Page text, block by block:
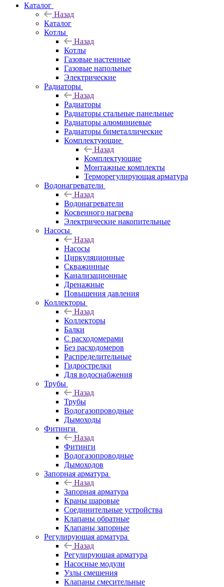
Каталог
Назад
Каталог
Котлы
Назад
Котлы
Газовые настенные
Газовые напольные
Электрические
Радиаторы
Назад
Радиаторы
Радиаторы стальные панельные
Радиаторы алюминиевые
Радиаторы биметаллические
Комплектующие
Назад
Комплектующие
Монтажные комплекты
Терморегулирующая арматура
Водонагреватели
Назад
Водонагреватели
Косвенного нагрева
Электрические накопительные
Насосы
Назад
Насосы
Циркуляционные
Скважинные
Канализационные
Дренажные
Повышения давления
Коллекторы
Назад
Коллекторы
Балки
С расходомерами
Без расходомеров
Распределительные
Гидрострелки
Для водоснабжения
Трубы
Назад
Трубы
Водогазопроводные
Дымоходы
Фитинги
Назад
Фитинги
Водогазопроводные
Дымоходов
Запорная арматура
Назад
Запорная арматура
Краны шаровые
Соединительные устройства
Клапаны обратные
Клапаны запорные
Регулирующая арматура
Назад
Регулирующая арматура
Насосные модули
Узлы смешения
Клапаны смесительные